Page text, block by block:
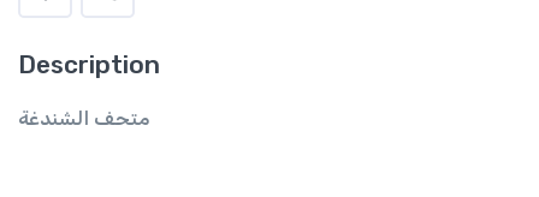
Description
متحف الشندغة